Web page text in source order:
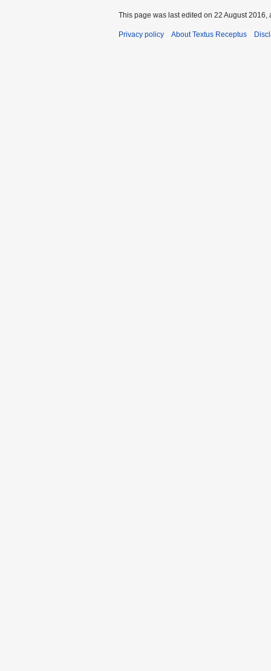
This page was last edited on 22 August 2016,
Privacy policy About Textus Receptus